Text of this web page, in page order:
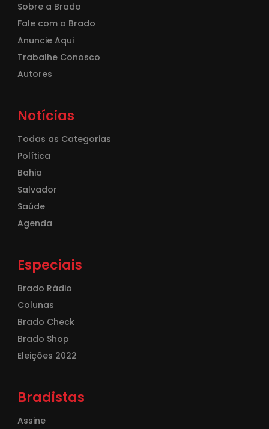
Sobre a Brado
Fale com a Brado
Anuncie Aqui
Trabalhe Conosco
Autores
Notícias
Todas as Categorias
Política
Bahia
Salvador
Saúde
Agenda
Especiais
Brado Rádio
Colunas
Brado Check
Brado Shop
Eleições 2022
Bradistas
Assine